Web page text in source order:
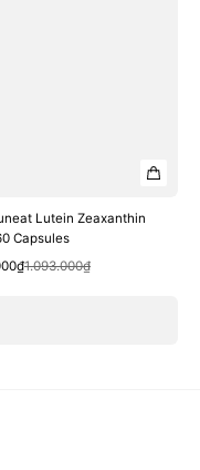
Lutein Zeaxanthin
Capsules
1.093.000₫